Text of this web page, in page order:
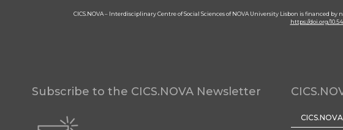
CICS.NOVA – Interdisciplinary Centre of Social Sciences of NOVA University Lisbon is financed
https://doi.org/
Subscribe to the CICS.NOVA Newsletter
CICS.NOVA